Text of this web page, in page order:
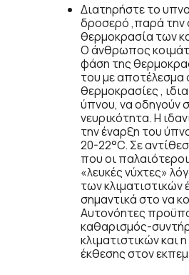
Διατηρήστε το
δροσερό ,παρά την
θερμοκρασία των
Ο άνθρωπος
φάση της
του με αποτέλεσμα
θερμοκρασίες ,
ύπνου, να οδηγούν
νευρικότητα. Η
την έναρξη του
20-22°C. Σε
που οι
«λευκές νύχτες»
των κλιματιστικών
σημαντικά στο να
Αυτονόητες
καθαρισμός-
κλιματιστικών και
έκθεσης στον